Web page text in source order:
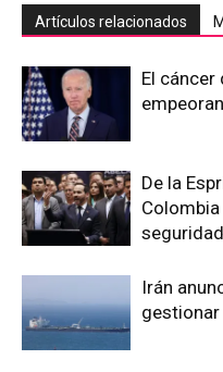
Artículos relacionados
El
De la
Irán